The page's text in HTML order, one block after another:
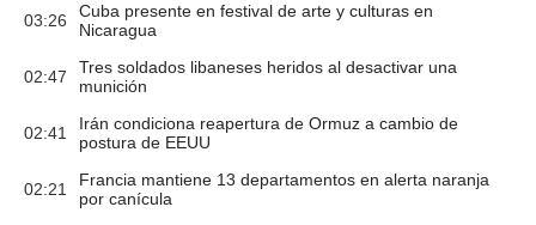
03:26
Cuba presente en festival de arte y culturas en
Nicaragua
02:47
Tres soldados libaneses heridos al desactivar una
munición
02:41
Irán condiciona reapertura de Ormuz a cambio de
postura de EEUU
02:21
Francia mantiene 13 departamentos en alerta naranja
por canícula